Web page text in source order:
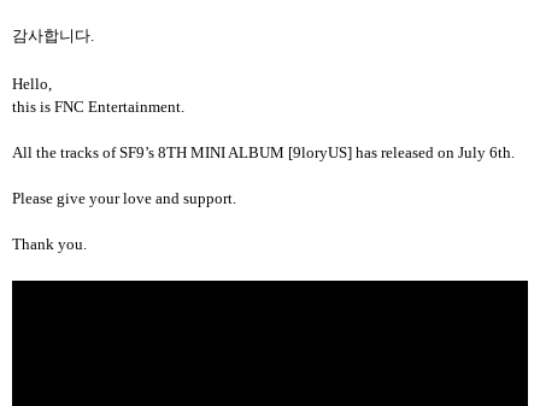
감사합니다.
Hello,
this is FNC Entertainment.
All the tracks of SF9’s 8TH MINI ALBUM [9loryUS] has released on July 6th.
Please give your love and support.
Thank you.